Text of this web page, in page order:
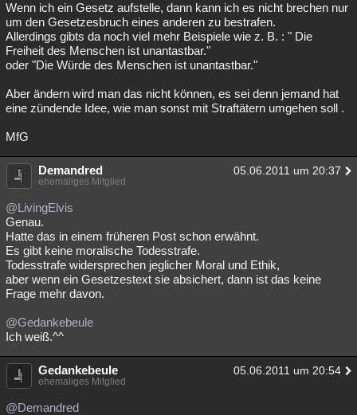
Wenn ich ein Gesetz aufstelle, dann kann ich es nicht brechen nur
um den Gesetzesbruch eines anderen zu bestrafen.
Allerdings gibts da noch viel mehr Beispiele wie z. B. : " Die
Freiheit des Menschen ist unantastbar."
oder "Die Würde des Menschen ist unantastbar."
Aber ändern wird man das nicht können, es sei denn jemand hat
eine zündende Idee, wie man sonst mit Straftätern umgehen soll .
MfG
Demandred 05.06.2011 um 20:37
ehemaliges Mitglied
@LivingElvis
Genau.
Hatte das in einem früheren Post schon erwähnt.
Es gibt keine moralische Todesstrafe.
Todesstrafe widersprechen jeglicher Moral und Ethik,
aber wenn ein Gesetzestext sie absichert, dann ist das keine
Frage mehr davon.
@Gedankebeule
Ich weiß.^^
Gedankebeule 05.06.2011 um 20:54
ehemaliges Mitglied
@Demandred